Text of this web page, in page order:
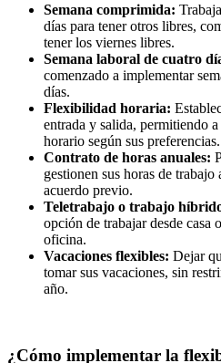
Semana comprimida:
días para tener otros libres,
tener los viernes libres.
Semana laboral de cuatro
comenzado a implementar
días.
Flexibilidad horaria:
entrada y salida, permitiendo
horario según sus preferencias.
Contrato de horas anuales:
gestionen sus horas de
acuerdo previo.
Teletrabajo o trabajo
opción de trabajar desde casa
oficina.
Vacaciones flexibles: Dejar
tomar sus vacaciones, sin
año.
¿Cómo implementar la